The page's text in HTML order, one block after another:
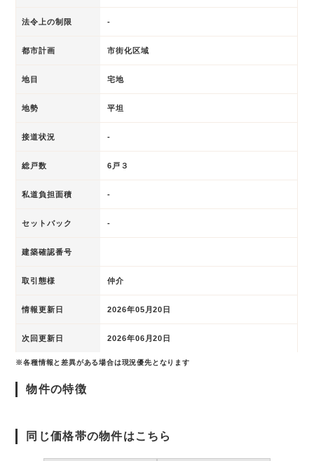
法令上の制限 -
都市計画 市街化区域
地目 宅地
地勢 平坦
接道状況 -
総戸数 6戸３
私道負担面積 -
セットバック -
建築確認番号
取引態様 仲介
情報更新日 2026年05月20日
次回更新日 2026年06月20日
※各種情報と差異がある場合は現況優先となります
物件の特徴
同じ価格帯の物件はこちら